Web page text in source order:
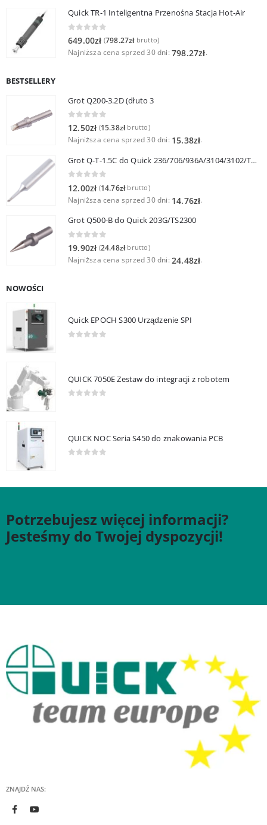
Quick TR-1 Inteligentna Przenośna Stacja Hot-Air
649.00zł (798.27złbrutto)
Najniższa cena sprzed 30 dni: 798.27zł.
BESTSELLERY
Grot Q200-3.2D (dłuto 3
0out of 5
12.50zł (15.38złbrutto)
Najniższa cena sprzed 30 dni: 15.38zł.
Grot Q-T-1.5C do Quick 236/706/936A/3104/3102/TS1100
12.00zł (14.76złbrutto)
Najniższa cena sprzed 30 dni: 14.76zł.
Grot Q500-B do Quick 203G/TS2300
0out of 5
19.90zł (24.48złbrutto)
Najniższa cena sprzed 30 dni: 24.48zł.
NOWOŚCI
Quick EPOCH S300 Urządzenie SPI
QUICK 7050E Zestaw do integracji z robotem
QUICK NOC Seria S450 do znakowania PCB
Potrzebujesz więcej informacji?
Jesteśmy do Twojej dyspozycji!
ZNAJDŹ NAS: